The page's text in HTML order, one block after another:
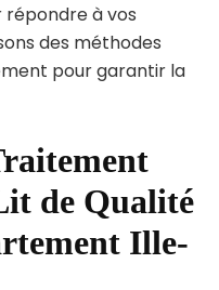
à vos
des méthodes
pour garantir la
de Qualité
Ille-